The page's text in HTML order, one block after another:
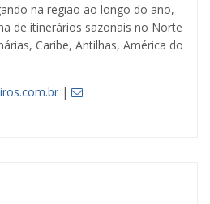
na região ao longo do ano,
de itinerários sazonais no Norte
Caribe, Antilhas, América do
|